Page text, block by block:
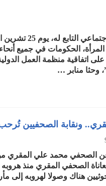
دعا الاتحاد الدولي للصحفيين
الحكومات في جميع
وحثا منابر …
ونقابة الصحفيين
عن الصحفي محمد علي المقري
الصحفي المقري منذ
هناك وصولا لهروبه إلى